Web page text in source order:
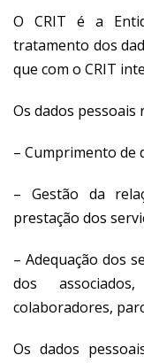
O CRIT é a
tratamento dos
que com o CRIT
Os dados pessoais
– Cumprimento de
– Gestão da
prestação dos
– Adequação dos
dos
colaboradores,
Os dados